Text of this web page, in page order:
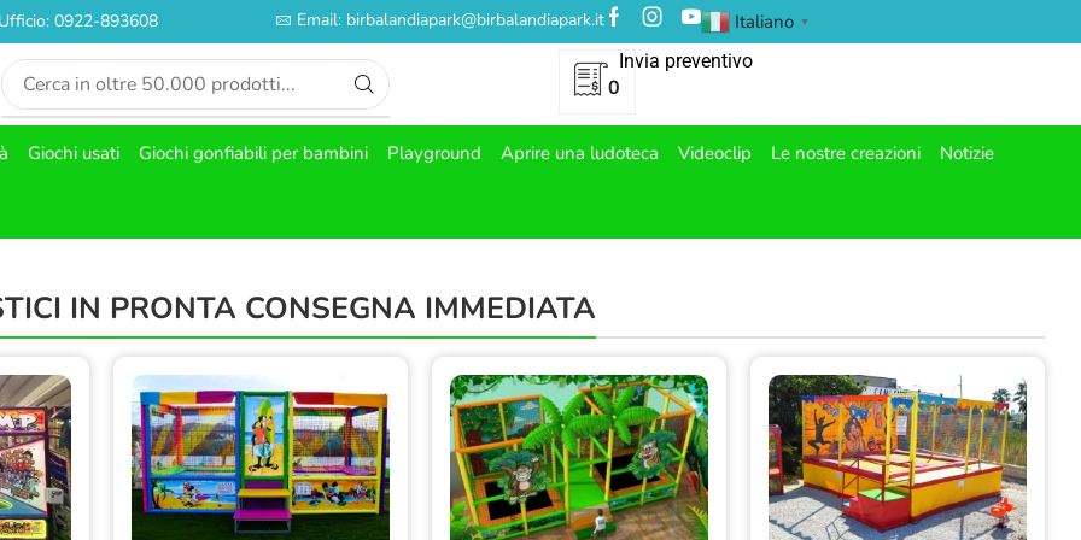
Ufficio: 0922-893608 Email: birbalandiapark@birbalandiapark.it Italiano ▼
0
Invia preventivo
Giochi usati Giochi gonfiabili per bambini Playground Aprire una ludoteca Videoclip Le nostre creazioni Notizie
IN PRONTA CONSEGNA IMMEDIATA